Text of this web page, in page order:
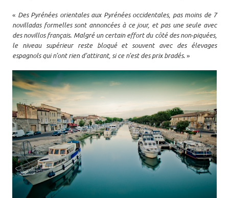
« Des Pyrénées orientales aux Pyrénées occidentales, pas moins de 7
novilladas formelles sont annoncées à ce jour, et pas une seule avec
des novillos français. Malgré un certain effort du côté des non-piquées,
le niveau supérieur reste bloqué et souvent avec des élevages
espagnols qui n’ont rien d’attirant, si ce n’est des prix bradés. »